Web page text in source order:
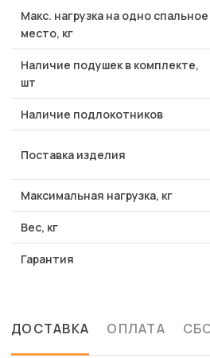
Макс. нагрузка на одно спальное
место, кг
Наличие подушек в комплекте,
шт
Наличие подлокотников
Поставка изделия
Максимальная нагрузка, кг
Вес, кг
Гарантия
ДОСТАВКА ОПЛАТА